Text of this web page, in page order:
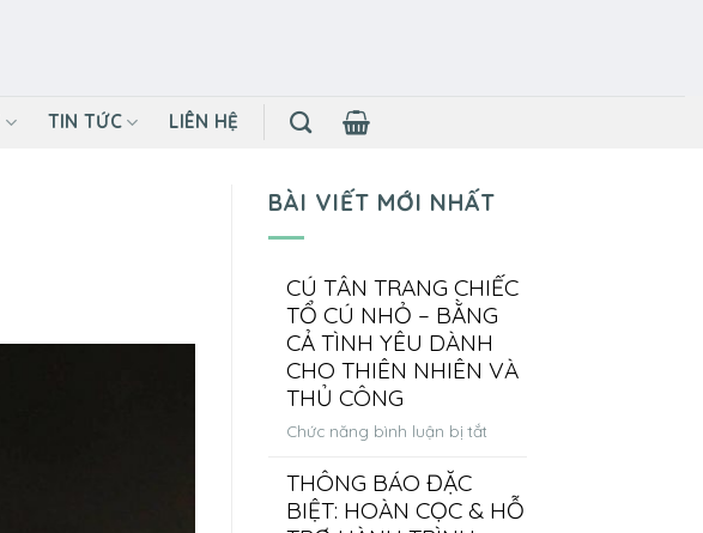
TIN TỨC LIÊN HỆ
BÀI VIẾT MỚI NHẤT
CÚ TÂN TRANG CHIẾC
TỔ CÚ NHỎ – BẰNG
CẢ TÌNH YÊU DÀNH
CHO THIÊN NHIÊN VÀ
THỦ CÔNG
Chức năng bình luận bị tắtở
TRANG
THÔNG BÁO ĐẶC
BIỆT: HOÀN CỌC & HỖ